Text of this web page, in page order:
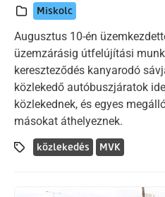
Miskolc
Augusztus 10-én
üzemzárásig útfelújítási
kereszteződés kanyarodó
közlekedő autóbuszjáratok
közlekednek, és egyes
másokat áthelyeznek.
közlekedés MVK